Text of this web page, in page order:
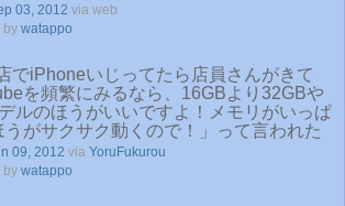
03, 2012 via web
by watappo
でiPhoneいじってたら店員さんがきて
を頻繁にみるなら、16GBより32GBや
ルのほうがいいですよ！メモリがいっぱ
うがサクサク動くので！」って言われた
09, 2012 via YoruFukurou
by watappo